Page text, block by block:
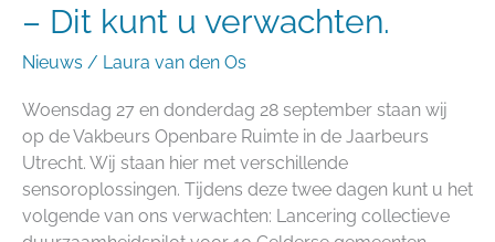
– Dit kunt u verwachten.
Nieuws / Laura van den Os
Woensdag 27 en donderdag 28 september staan wij
op de Vakbeurs Openbare Ruimte in de Jaarbeurs
Utrecht. Wij staan hier met verschillende
sensoroplossingen. Tijdens deze twee dagen kunt u het
volgende van ons verwachten: Lancering collectieve